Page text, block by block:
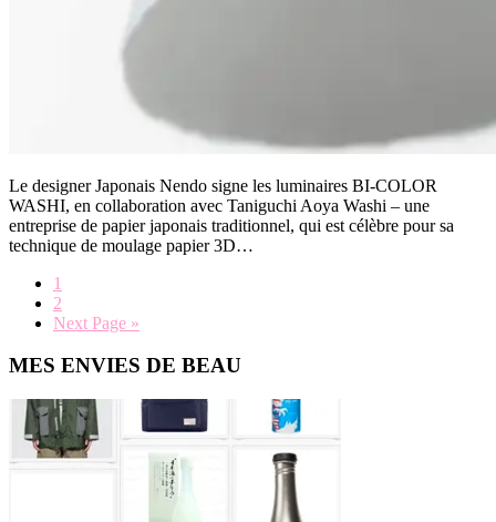
Le designer Japonais Nendo signe les luminaires BI-COLOR
WASHI, en collaboration avec Taniguchi Aoya Washi – une
entreprise de papier japonais traditionnel, qui est célèbre pour sa
technique de moulage papier 3D…
Page
1
Page
2
Go
Next Page »
Primary
Sidebar
MES ENVIES DE BEAU